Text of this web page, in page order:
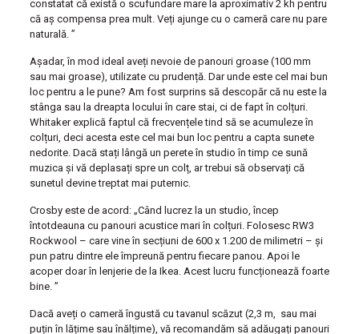
constatat că există o scufundare mare la aproximativ 2 kh pentru
că aș compensa prea mult. Veți ajunge cu o cameră care nu pare
naturală. ”
Așadar, în mod ideal aveți nevoie de panouri groase (100 mm
sau mai groase), utilizate cu prudență. Dar unde este cel mai bun
loc pentru a le pune? Am fost surprins să descopăr că nu este la
stânga sau la dreapta locului în care stai, ci de fapt în colțuri.
Whitaker explică faptul că frecvențele tind să se acumuleze în
colțuri, deci acesta este cel mai bun loc pentru a capta sunete
nedorite. Dacă stați lângă un perete în studio în timp ce sună
muzica și vă deplasați spre un colț, ar trebui să observați că
sunetul devine treptat mai puternic.
Crosby este de acord: „Când lucrez la un studio, încep
întotdeauna cu panouri acustice mari în colțuri. Folosesc RW3
Rockwool – care vine în secțiuni de 600 x 1.200 de milimetri – și
pun patru dintre ele împreună pentru fiecare panou. Apoi le
acoper doar în lenjerie de la Ikea. Acest lucru funcționează foarte
bine. ”
Dacă aveți o cameră îngustă cu tavanul scăzut (2,3 m, sau mai
puțin în lățime sau înălțime), vă recomandăm să adăugați panouri